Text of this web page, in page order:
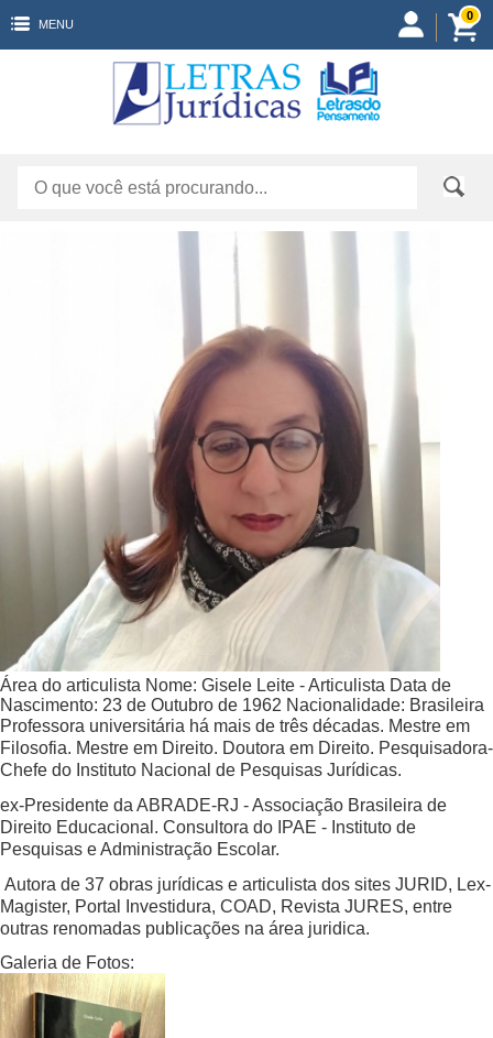
MENU
0
Área do articulista Nome: Gisele Leite - Articulista Data de
Nascimento: 23 de Outubro de 1962 Nacionalidade: Brasileira
Professora universitária há mais de três décadas. Mestre em
Filosofia. Mestre em Direito. Doutora em Direito. Pesquisadora-
Chefe do Instituto Nacional de Pesquisas Jurídicas.
ex-Presidente da ABRADE-RJ - Associação Brasileira de
Direito Educacional. Consultora do IPAE - Instituto de
Pesquisas e Administração Escolar.
Autora de 37 obras jurídicas e articulista dos sites JURID, Lex-
Magister, Portal Investidura, COAD, Revista JURES, entre
outras renomadas publicações na área juridica.
Galeria de Fotos: